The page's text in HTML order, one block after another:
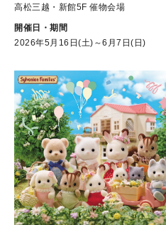
高松三越・新館5F 催物会場
開催日・期間
2026年5月16日(土)～6月7日(日)